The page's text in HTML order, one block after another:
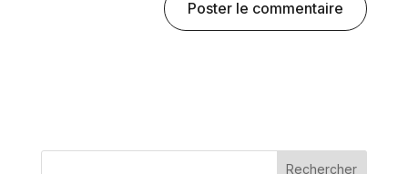
Rechercher